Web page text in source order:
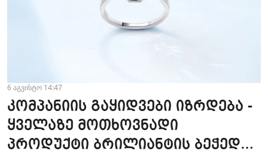
6 აგვისტო 14:47
კომპანიის გაყიდვები იზრდება -
ყველაზე მოთხოვნადი
პროდუქტი ბრილიანტის ბეჭედია